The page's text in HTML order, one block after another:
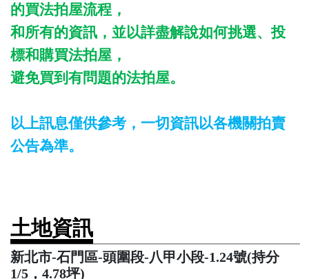
的買法拍屋流程，
和所有的資訊，並以詳盡解說如何挑選、投
標和購買法拍屋，
避免買到有問題的法拍屋。
以上訊息僅供參考，一切資訊以各機關拍賣
公告為準。
土地資訊
新北市-石門區-頭圍段-八甲小段-1.24號(持分
1/5，4.78坪)